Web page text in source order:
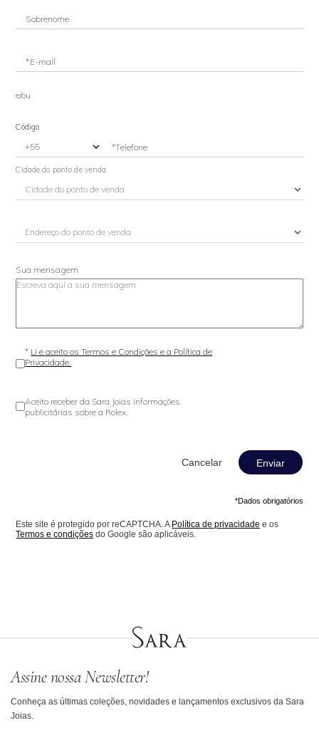
Sobrenome
*E-mail
e/ou
Código
*Telefone
Cidade do ponto de venda
Sua mensagem
* Li e aceito os Termos e Condições e a Política de
Privacidade.
Aceito receber da Sara Joias informações
publicitárias sobre a Rolex.
Enviar
*Dados obrigatórios
Este site é protegido por reCAPTCHA. A Política de privacidade e os
Termos e condições do Google são aplicáveis.
Assine nossa Newsletter!
Conheça as últimas coleções, novidades e lançamentos exclusivos da Sara
Joias.